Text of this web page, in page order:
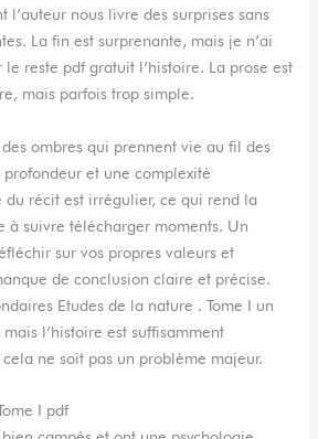
l’auteur nous livre des surprises sans
La fin est surprenante, mais je n’ai
reste pdf gratuit l’histoire. La prose est
mais parfois trop simple.
des ombres qui prennent vie au fil des
et une complexité
du récit est irrégulier, ce qui rend la
à suivre télécharger moments. Un
sur vos propres valeurs et
de conclusion claire et précise.
Etudes de la nature . Tome I un
l’histoire est suffisamment
ne soit pas un problème majeur.
I pdf